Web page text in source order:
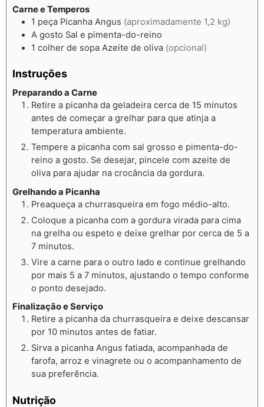
Carne e Temperos
1 peça Picanha Angus (aproximadamente 1,2 kg)
A gosto Sal e pimenta-do-reino
1 colher de sopa Azeite de oliva (opcional)
Instruções
Preparando a Carne
Retire a picanha da geladeira cerca de 15 minutos
antes de começar a grelhar para que atinja a
temperatura ambiente.
Tempere a picanha com sal grosso e pimenta-do-
reino a gosto. Se desejar, pincele com azeite de
oliva para ajudar na crocância da gordura.
Grelhando a Picanha
Preaqueça a churrasqueira em fogo médio-alto.
Coloque a picanha com a gordura virada para cima
na grelha ou espeto e deixe grelhar por cerca de 5 a
7 minutos.
Vire a carne para o outro lado e continue grelhando
por mais 5 a 7 minutos, ajustando o tempo conforme
o ponto desejado.
Finalização e Serviço
Retire a picanha da churrasqueira e deixe descansar
por 10 minutos antes de fatiar.
Sirva a picanha Angus fatiada, acompanhada de
farofa, arroz e vinagrete ou o acompanhamento de
sua preferência.
Nutrição